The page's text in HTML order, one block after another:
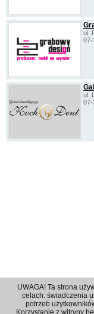
ul.
07-
ul.
07-
UWAGA! Ta strona
celach: świadczenia
potrzeb
Korzystanie z witryny